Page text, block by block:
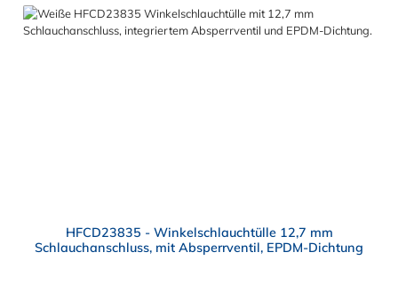
HFCD23835 - Winkelschlauchtülle 12,7 mm
Schlauchanschluss, mit Absperrventil, EPDM-Dichtung